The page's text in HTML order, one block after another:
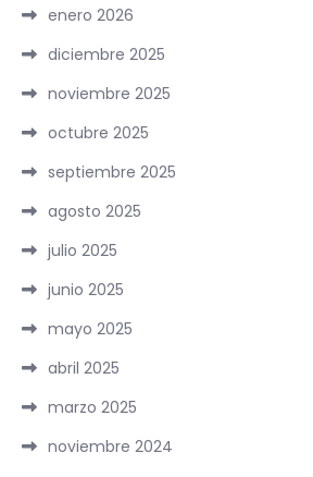
enero 2026
diciembre 2025
noviembre 2025
octubre 2025
septiembre 2025
agosto 2025
julio 2025
junio 2025
mayo 2025
abril 2025
marzo 2025
noviembre 2024